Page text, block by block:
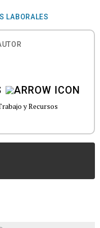
LABORALES
y Recursos